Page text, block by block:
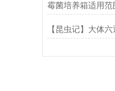
霉菌培养箱适用范